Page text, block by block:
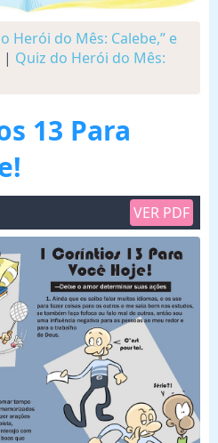
Herói do Mês: Calebe,” e
| Quiz do Herói do Mês:
13 Para
VER PDF